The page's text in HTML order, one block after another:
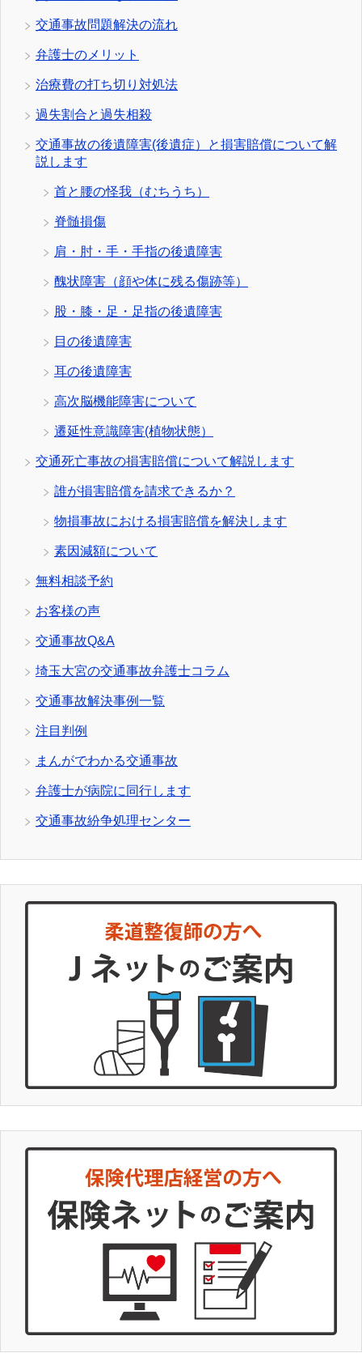
交通事故問題解決の流れ
弁護士のメリット
治療費の打ち切り対処法
過失割合と過失相殺
交通事故の後遺障害(後遺症）と損害賠償について解
説します
首と腰の怪我（むちうち）
脊髄損傷
肩・肘・手・手指の後遺障害
醜状障害（顔や体に残る傷跡等）
股・膝・足・足指の後遺障害
目の後遺障害
耳の後遺障害
高次脳機能障害について
遷延性意識障害(植物状態）
交通死亡事故の損害賠償について解説します
誰が損害賠償を請求できるか？
物損事故における損害賠償を解決します
素因減額について
無料相談予約
お客様の声
交通事故Q&A
埼玉大宮の交通事故弁護士コラム
交通事故解決事例一覧
注目判例
まんがでわかる交通事故
弁護士が病院に同行します
交通事故紛争処理センター